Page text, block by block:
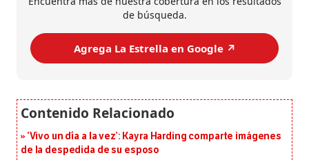
de búsqueda.
Agrega La Estrella en Google ↗️
‘Vivo un día a la vez’: Kayra Harding comparte imágenes
de la despedida de su esposo